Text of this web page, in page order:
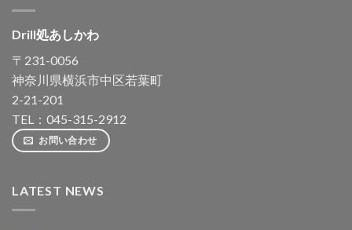
Drill処あしかわ
〒231-0056
神奈川県横浜市中区若葉町
2-21-201
TEL：045-315-2912
お問い合わせ
LATEST NEWS